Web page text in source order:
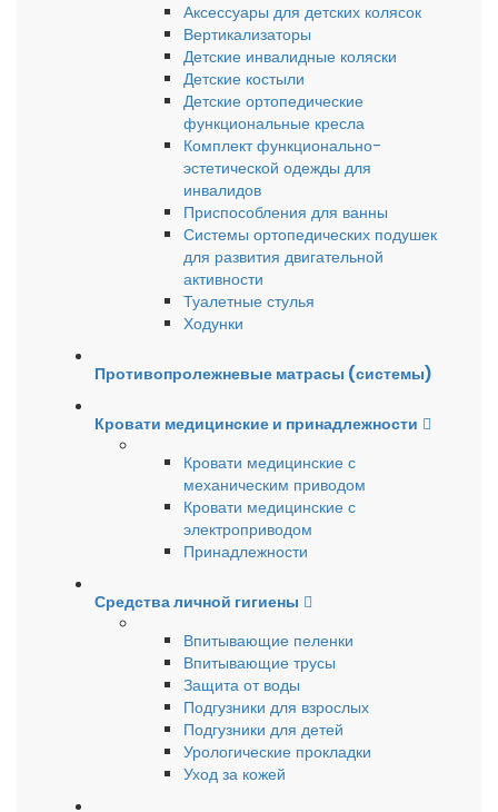
Аксессуары для детских колясок
Вертикализаторы
Детские инвалидные коляски
Детские костыли
Детские ортопедические
функциональные кресла
Комплект функционально-
эстетической одежды для
инвалидов
Приспособления для ванны
Системы ортопедических подушек
для развития двигательной
активности
Туалетные стулья
Ходунки
Противопролежневые матрасы (системы)
Кровати медицинские и принадлежности
Кровати медицинские с
механическим приводом
Кровати медицинские с
электроприводом
Принадлежности
Средства личной гигиены
Впитывающие пеленки
Впитывающие трусы
Защита от воды
Подгузники для взрослых
Подгузники для детей
Урологические прокладки
Уход за кожей